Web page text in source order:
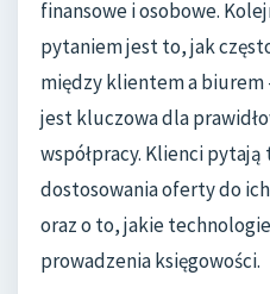
finansowe i osobowe.
pytaniem jest to, jak
między klientem a
jest kluczowa dla
współpracy. Klienci pytają
dostosowania oferty do
oraz o to, jakie
prowadzenia księgowości.